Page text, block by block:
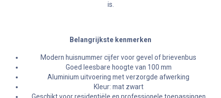
is.
Belangrijkste kenmerken
Modern huisnummer cijfer voor gevel of brievenbus
Goed leesbare hoogte van 100 mm
Aluminium uitvoering met verzorgde afwerking
Kleur: mat zwart